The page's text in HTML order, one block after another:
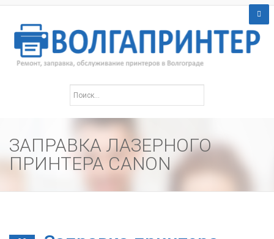
ЗАПРАВКА ЛАЗЕРНОГО
ПРИНТЕРА CANON